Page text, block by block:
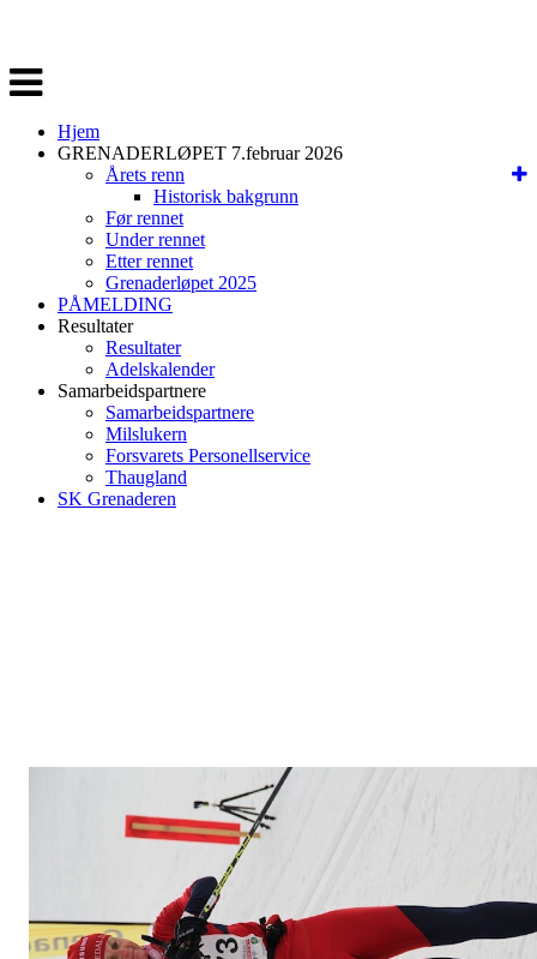
Veksle
navigasjon
Hjem
GRENADERLØPET 7.februar 2026
Årets renn
Historisk bakgrunn
Før rennet
Under rennet
Etter rennet
Grenaderløpet 2025
PÅMELDING
Resultater
Resultater
Adelskalender
Samarbeidspartnere
Samarbeidspartnere
Milslukern
Forsvarets Personellservice
Thaugland
SK Grenaderen